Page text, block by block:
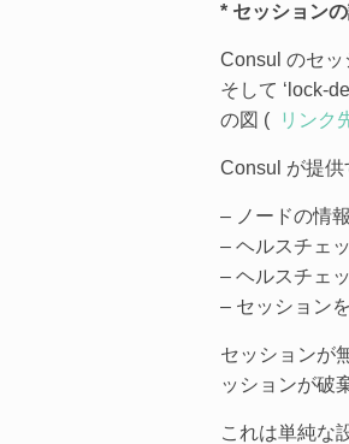
* セッション
Consul のセッ
そして ‘lock-
の図 (
リンク
Consul が提供
– ノードの情
– ヘルスチェ
– ヘルスチェ
– セッション
セッションが
ッションが破
これは単純な